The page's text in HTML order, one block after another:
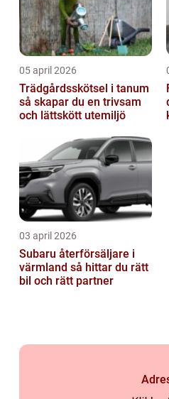
05 april 2026
Trädgårdsskötsel i tanum
så skapar du en trivsam
och lättskött utemiljö
03 april 2026
Subaru återförsäljare i
värmland så hittar du rätt
bil och rätt partner